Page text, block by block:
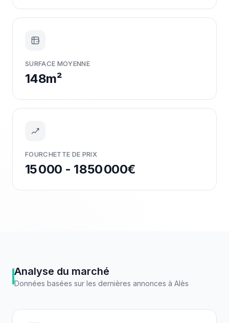
m²
SURFACE MOYENNE
148m²
FOURCHETTE DE PRIX
15 000 - 1 850 000€
Analyse du marché
Données basées sur les dernières annonces à Alès